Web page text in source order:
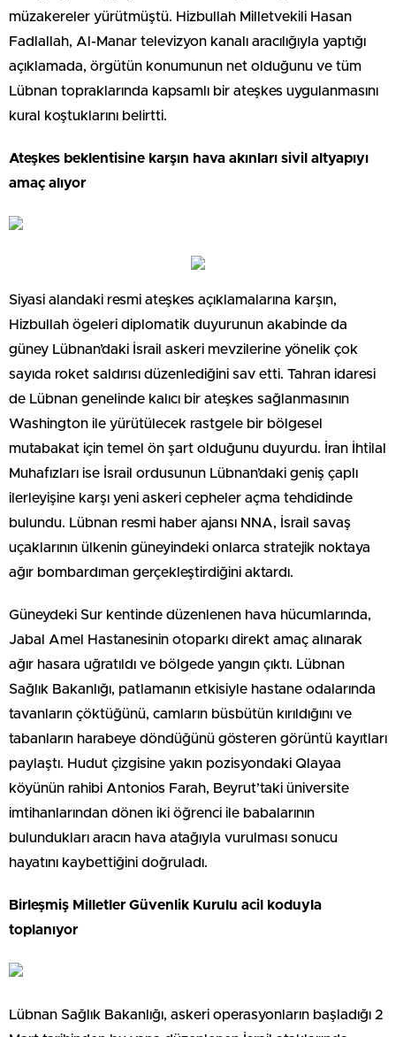
müzakereler yürütmüştü. Hizbullah Milletvekili Hasan
Fadlallah, Al-Manar televizyon kanalı aracılığıyla yaptığı
açıklamada, örgütün konumunun net olduğunu ve tüm
Lübnan topraklarında kapsamlı bir ateşkes uygulanmasını
kural koştuklarını belirtti.
Ateşkes beklentisine karşın hava akınları sivil altyapıyı
amaç alıyor
Siyasi alandaki resmi ateşkes açıklamalarına karşın,
Hizbullah ögeleri diplomatik duyurunun akabinde da
güney Lübnan’daki İsrail askeri mevzilerine yönelik çok
sayıda roket saldırısı düzenlediğini sav etti. Tahran idaresi
de Lübnan genelinde kalıcı bir ateşkes sağlanmasının
Washington ile yürütülecek rastgele bir bölgesel
mutabakat için temel ön şart olduğunu duyurdu. İran İhtilal
Muhafızları ise İsrail ordusunun Lübnan’daki geniş çaplı
ilerleyişine karşı yeni askeri cepheler açma tehdidinde
bulundu. Lübnan resmi haber ajansı NNA, İsrail savaş
uçaklarının ülkenin güneyindeki onlarca stratejik noktaya
ağır bombardıman gerçekleştirdiğini aktardı.
Güneydeki Sur kentinde düzenlenen hava hücumlarında,
Jabal Amel Hastanesinin otoparkı direkt amaç alınarak
ağır hasara uğratıldı ve bölgede yangın çıktı. Lübnan
Sağlık Bakanlığı, patlamanın etkisiyle hastane odalarında
tavanların çöktüğünü, camların büsbütün kırıldığını ve
tabanların harabeye döndüğünü gösteren görüntü kayıtları
paylaştı. Hudut çizgisine yakın pozisyondaki Qlayaa
köyünün rahibi Antonios Farah, Beyrut’taki üniversite
imtihanlarından dönen iki öğrenci ile babalarının
bulundukları aracın hava atağıyla vurulması sonucu
hayatını kaybettiğini doğruladı.
Birleşmiş Milletler Güvenlik Kurulu acil koduyla
toplanıyor
Lübnan Sağlık Bakanlığı, askeri operasyonların başladığı 2